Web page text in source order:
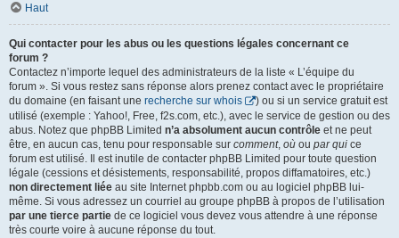
Haut
Qui contacter pour les abus ou les questions légales concernant ce
forum ?
Contactez n’importe lequel des administrateurs de la liste « L’équipe du
forum ». Si vous restez sans réponse alors prenez contact avec le propriétaire
du domaine (en faisant une recherche sur whois
) ou si un service gratuit est
utilisé (exemple : Yahoo!, Free, f2s.com, etc.), avec le service de gestion ou des
abus. Notez que phpBB Limited n’a absolument aucun contrôle et ne peut
être, en aucun cas, tenu pour responsable sur comment, où ou par qui ce
forum est utilisé. Il est inutile de contacter phpBB Limited pour toute question
légale (cessions et désistements, responsabilité, propos diffamatoires, etc.)
non directement liée au site Internet phpbb.com ou au logiciel phpBB lui-
même. Si vous adressez un courriel au groupe phpBB à propos de l’utilisation
par une tierce partie de ce logiciel vous devez vous attendre à une réponse
très courte voire à aucune réponse du tout.